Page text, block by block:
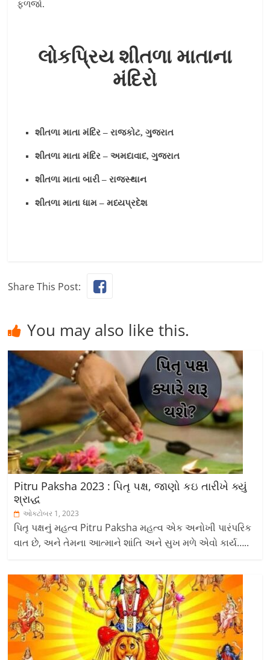
ફળજો.
લોકપ્રિય શીતળા માતાના
મંદિરો
શીતળા માતા મંદિર – રાજકોટ, ગુજરાત
શીતળા માતા મંદિર – અમદાવાદ, ગુજરાત
શીતળા માતા બારી – રાજસ્થાન
શીતળા માતા ધામ – મધ્યપ્રદેશ
Share This Post:
You may also like this.
Pitru Paksha 2023 : પિતૃ પક્ષ, જાણો કઇ તારીખે ક્યું
શ્રાદ્ધ
ઓક્ટોબર 1, 2023
પિતૃ પક્ષનું મહત્વ Pitru Paksha મહત્વ એક અનોખી પારંપરિક
વાત છે, અને તેમના આત્માને શાંતિ અને સુખ મળે એવો કાર્ય…..